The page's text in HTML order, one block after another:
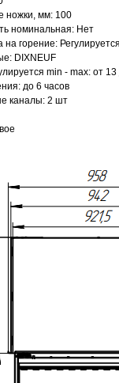
ножки, мм: 100
номинальная: Нет
горение:
DIXNEUF
min - max: от 13
до 6 часов
каналы: 2 шт